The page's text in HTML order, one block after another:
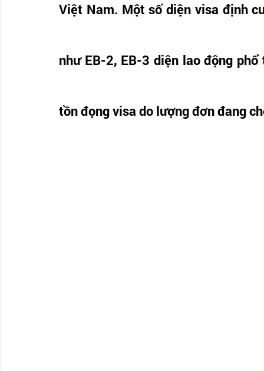
Việt Nam. Một số diện visa định
như EB-2, EB-3 diện lao động
tồn đọng visa do lượng đơn đang